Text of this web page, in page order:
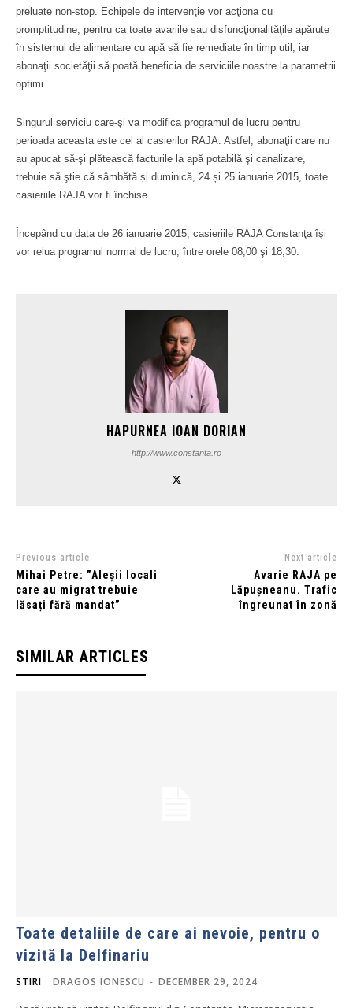
preluate non-stop. Echipele de intervenţie vor acţiona cu
promptitudine, pentru ca toate avariile sau disfuncţionalităţile apărute
în sistemul de alimentare cu apă să fie remediate în timp util, iar
abonaţii societăţii să poată beneficia de serviciile noastre la parametrii
optimi.
Singurul serviciu care-şi va modifica programul de lucru pentru
perioada aceasta este cel al casierilor RAJA. Astfel, abonaţii care nu
au apucat să-şi plătească facturile la apă potabilă şi canalizare,
trebuie să ştie că sâmbătă și duminică, 24 și 25 ianuarie 2015, toate
casieriile RAJA vor fi închise.
Începând cu data de 26 ianuarie 2015, casieriile RAJA Constanţa îşi
vor relua programul normal de lucru, între orele 08,00 şi 18,30.
HAPURNEA IOAN DORIAN
http://www.constanta.ro
Previous article
Mihai Petre: ”Aleșii locali
care au migrat trebuie
lăsați fără mandat”
Next article
Avarie RAJA pe
Lăpușneanu. Trafic
îngreunat în zonă
SIMILAR ARTICLES
Toate detaliile de care ai nevoie, pentru o
vizită la Delfinariu
STIRI DRAGOS IONESCU - DECEMBER 29, 2024